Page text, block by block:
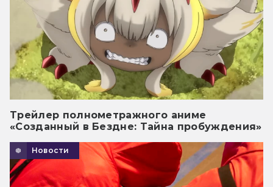
Трейлер полнометражного аниме
«Созданный в Бездне: Тайна пробуждения»
Новости